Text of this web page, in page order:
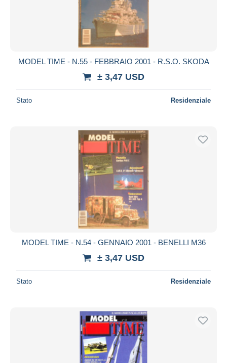
MODEL TIME - N.55 - FEBBRAIO 2001 - R.S.O. SKODA
± 3,47 USD
Stato Residenziale
MODEL TIME - N.54 - GENNAIO 2001 - BENELLI M36
± 3,47 USD
Stato Residenziale